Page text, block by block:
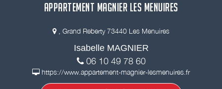
APPARTEMENT MAGNIER LES MENUIRES
, Grand Reberty 73440 Les Menuires
Isabelle MAGNIER
06 10 49 78 60
https://www.appartement-magnier-lesmenuires.fr